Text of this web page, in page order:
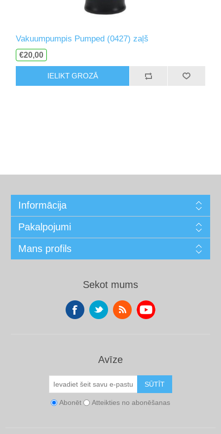
Vakuumpumpis Pumped (0427) zaļš
€20,00
IELIKT GROZĀ
Informācija
Pakalpojumi
Mans profils
Sekot mums
Avīze
SŪTĪT
Abonēt Atteikties no abonēšanas